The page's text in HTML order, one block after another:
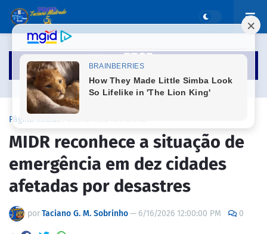
Página inicial
MIDR reconhece a situação de
emergência em dez cidades
afetadas por desastres
porTaciano G. M. Sobrinho— 6/16/2026 12:00:00 PM 0